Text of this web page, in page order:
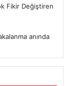
Fikir Değiştiren
anında